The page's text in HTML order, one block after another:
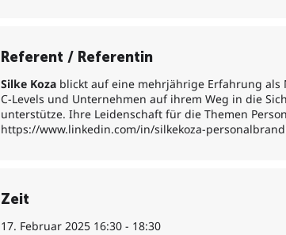
Referent / Referentin
Silke Koza blickt auf eine mehrjährige Erfahrung
C-Levels und Unternehmen auf ihrem Weg in die
unterstütze. Ihre Leidenschaft für die Themen
https://www.linkedin.com/in/silkekoza-
Zeit
17. Februar 2025 16:30 - 18:30